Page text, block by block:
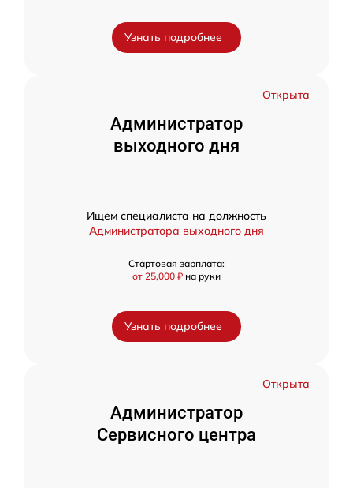
Узнать подробнее
Открыта
Администратор
выходного дня
Ищем специалиста на должность
Администратора выходного дня
Стартовая зарплата:
от 25,000 ₽ на руки
Узнать подробнее
Открыта
Администратор
Сервисного центра